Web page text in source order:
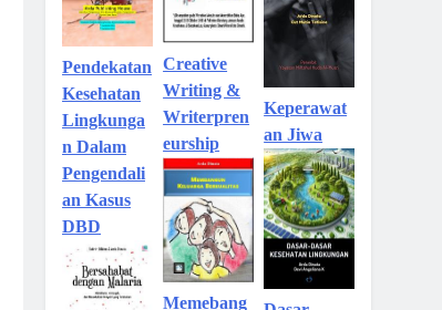
Pendekatan
Kesehatan
Lingkunga
n Dalam
Pengendali
an Kasus
DBD
Creative
Writing &
Writerpren
eurship
Memebang
Keperawat
an Jiwa